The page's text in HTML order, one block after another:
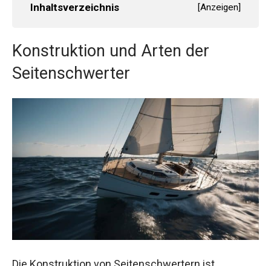
Inhaltsverzeichnis [Anzeigen]
Konstruktion und Arten der
Seitenschwerter